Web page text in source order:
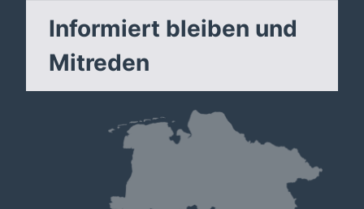
Informiert bleiben und
Mitreden